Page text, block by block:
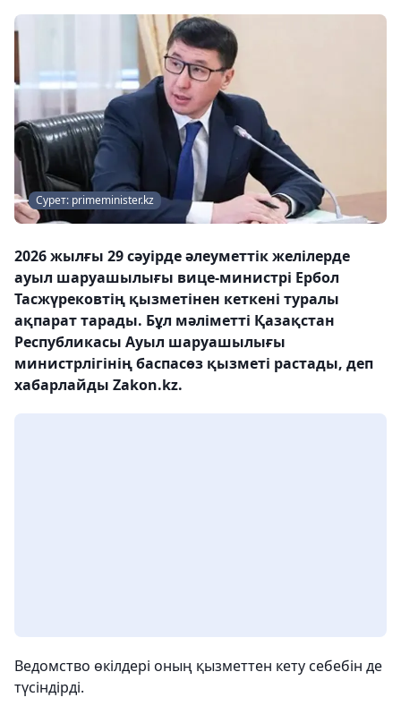
Сурет: primeminister.kz
2026 жылғы 29 сәуірде әлеуметтік желілерде
ауыл шаруашылығы вице-министрі Ербол
Тасжүрековтің қызметінен кеткені туралы
ақпарат тарады. Бұл мәліметті Қазақстан
Республикасы Ауыл шаруашылығы
министрлігінің баспасөз қызметі растады, деп
хабарлайды Zakon.kz.
Ведомство өкілдері оның қызметтен кету себебін де
түсіндірді.